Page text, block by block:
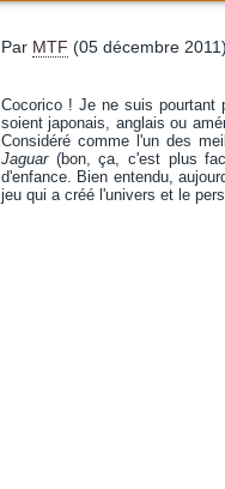
Par MTF (05 décembre 2011)
Cocorico ! Je ne suis pourtant
soient japonais, anglais ou
Considéré comme l'un des
Jaguar(bon, ça, c'est plus
d'enfance. Bien entendu,
jeu qui a créé l'univers et le